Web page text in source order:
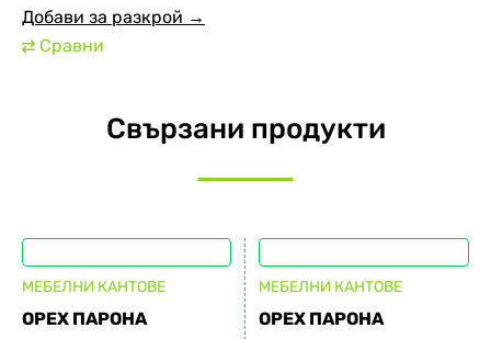
Добави за разкрой →
⇄ Сравни
Свързани продукти
МЕБЕЛНИ КАНТОВЕ
ОРЕХ ПАРОНА
МЕБЕЛНИ КАНТОВЕ
ОРЕХ ПАРОНА